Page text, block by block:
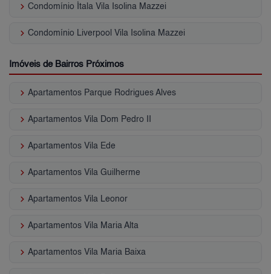
keyboard_arrow_right Condomínio Ítala Vila Isolina Mazzei
keyboard_arrow_right Condomínio Liverpool Vila Isolina Mazzei
Imóveis de Bairros Próximos
keyboard_arrow_right Apartamentos Parque Rodrigues Alves
keyboard_arrow_right Apartamentos Vila Dom Pedro II
keyboard_arrow_right Apartamentos Vila Ede
keyboard_arrow_right Apartamentos Vila Guilherme
keyboard_arrow_right Apartamentos Vila Leonor
keyboard_arrow_right Apartamentos Vila Maria Alta
keyboard_arrow_right Apartamentos Vila Maria Baixa